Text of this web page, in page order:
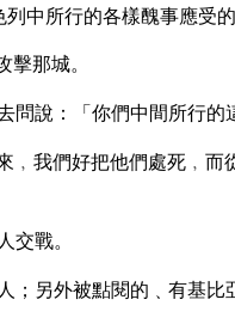
中所行的各樣醜事應受的
那城。
說：「你們中間所行的
我們好把他們處死﹐
戰。
另外被點閱的﹑有基比